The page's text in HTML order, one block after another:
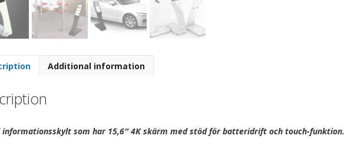
Additional information
informationsskylt som har 15,6″ 4K skärm med stöd för batteridrift och touch-funktion.